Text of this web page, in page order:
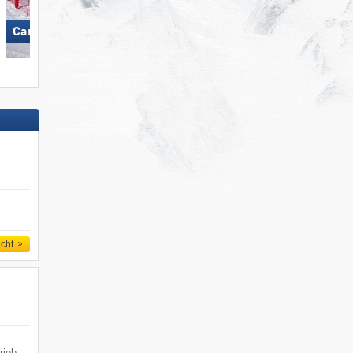
Carezza Biberwier – Marienberg